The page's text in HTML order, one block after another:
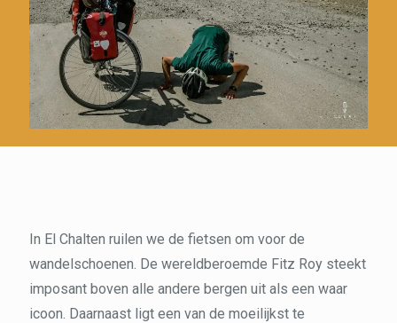
In El Chalten ruilen we de fietsen om voor de
wandelschoenen. De wereldberoemde Fitz Roy steekt
imposant boven alle andere bergen uit als een waar
icoon. Daarnaast ligt een van de moeilijkst te